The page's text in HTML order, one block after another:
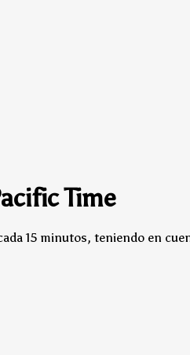
Time
15 minutos, teniendo en